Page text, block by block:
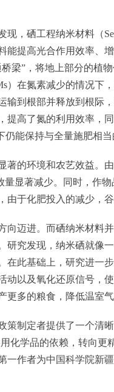
，硒工程纳米材料（
能提高光合作用效率、
梁”，将地上部分的植
）在氮素减少的情况下
输到根部并释放到根际
提高了氮的利用效率，
能保持与全量施肥相当
的环境和农艺效益。
量显著减少。同时，作
由于化肥投入的减少，
迈进。而硒纳米材料
研究发现，纳米硒就像
在此基础上，研究进一
动以及氧化还原信号，
多的粮食，降低温室
制定者提供了一个清
化学品的依赖，转向
作者为中国科学院新